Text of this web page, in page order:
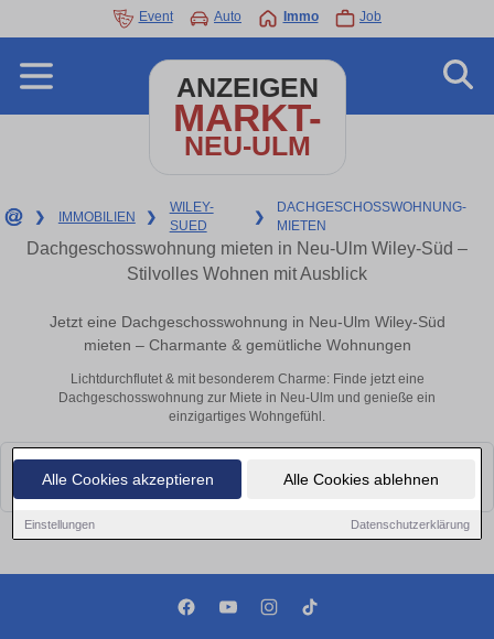
Alle Cookies akzeptieren Alle Cookies ablehnen
Einstellungen Datenschutzerklärung
Event Auto Immo Job
ANZEIGEN
MARKT-
NEU-ULM
❯ IMMOBILIEN ❯
WILEY-
SUED
❯
DACHGESCHOSSWOHNUNG-
MIETEN
Dachgeschosswohnung mieten in Neu-Ulm Wiley-Süd –
Stilvolles Wohnen mit Ausblick
Jetzt eine Dachgeschosswohnung in Neu-Ulm Wiley-Süd
mieten – Charmante & gemütliche Wohnungen
Lichtdurchflutet & mit besonderem Charme: Finde jetzt eine
Dachgeschosswohnung zur Miete in Neu-Ulm und genieße ein
einzigartiges Wohngefühl.
Leider konnten wir derzeit keine passenden Objekte finden. Schauen Sie
bald wieder vorbei!